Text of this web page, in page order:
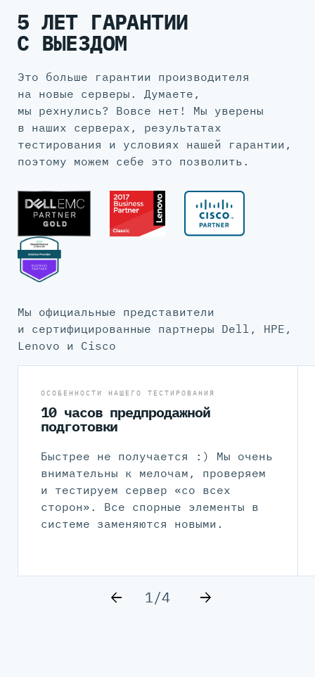
5 ЛЕТ ГАРАНТИИ
С ВЫЕЗДОМ
Это больше гарантии производителя
на новые серверы. Думаете,
мы рехнулись? Вовсе нет! Мы уверены
в наших серверах, результатах
тестирования и условиях нашей гарантии,
поэтому можем себе это позволить.
Мы официальные представители
и сертифицированные партнеры Dell, HPE,
Lenovo и Cisco
ОСОБЕННОСТИ НАШЕГО ТЕСТИРОВАНИЯ
10 часов предпродажной
подготовки
Быстрее не получается :) Мы очень
внимательны к мелочам, проверяем
и тестируем сервер «со всех
сторон». Все спорные элементы в
системе заменяются новыми.
1/4